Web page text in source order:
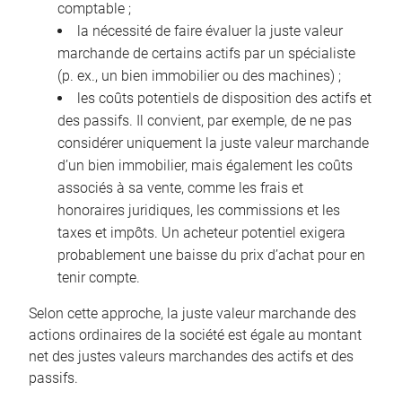
comptable ;
la nécessité de faire évaluer la juste valeur
marchande de certains actifs par un spécialiste
(p. ex., un bien immobilier ou des machines) ;
les coûts potentiels de disposition des actifs et
des passifs. Il convient, par exemple, de ne pas
considérer uniquement la juste valeur marchande
d’un bien immobilier, mais également les coûts
associés à sa vente, comme les frais et
honoraires juridiques, les commissions et les
taxes et impôts. Un acheteur potentiel exigera
probablement une baisse du prix d’achat pour en
tenir compte.
Selon cette approche, la juste valeur marchande des
actions ordinaires de la société est égale au montant
net des justes valeurs marchandes des actifs et des
passifs.